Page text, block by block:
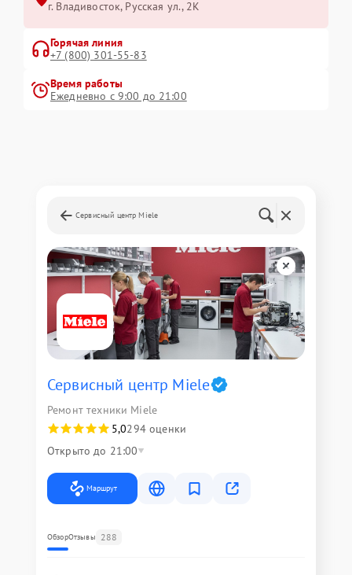
г. Владивосток, Русская ул., 2К
Горячая линия
+7 (800) 301-55-83
Время работы
Ежедневно с 9:00 до 21:00
Сервисный центр Miele
Сервисный центр Miele
Ремонт техники Miele
5,0294 оценки
Открыто до 21:00
Маршрут
ОбзорОтзывы 288